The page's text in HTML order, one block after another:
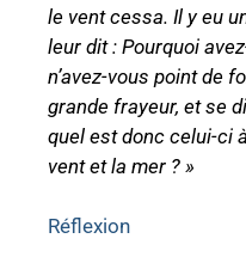
le vent cessa. Il y eu
leur dit : Pourquoi
n’avez-vous point de
grande frayeur, et se
quel est donc celui-ci
vent et la mer ? »
Réflexion